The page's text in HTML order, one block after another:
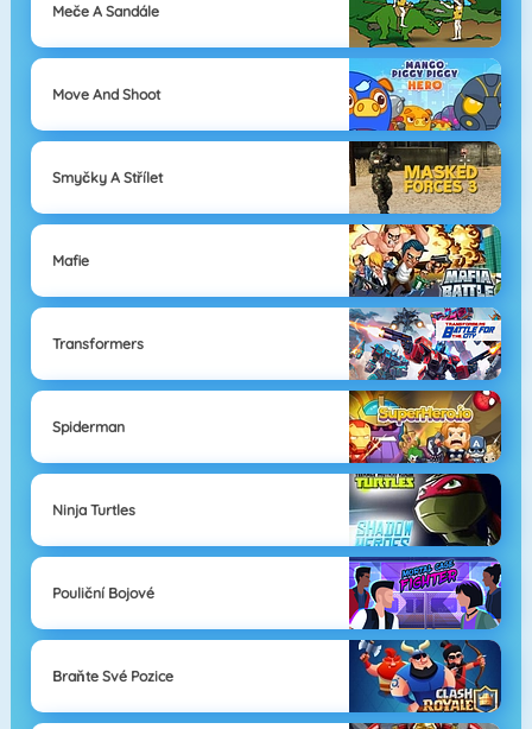
Meče A Sandále
Move And Shoot
Smyčky A Střílet
Mafie
Transformers
Spiderman
Ninja Turtles
Pouliční Bojové
Braňte Své Pozice